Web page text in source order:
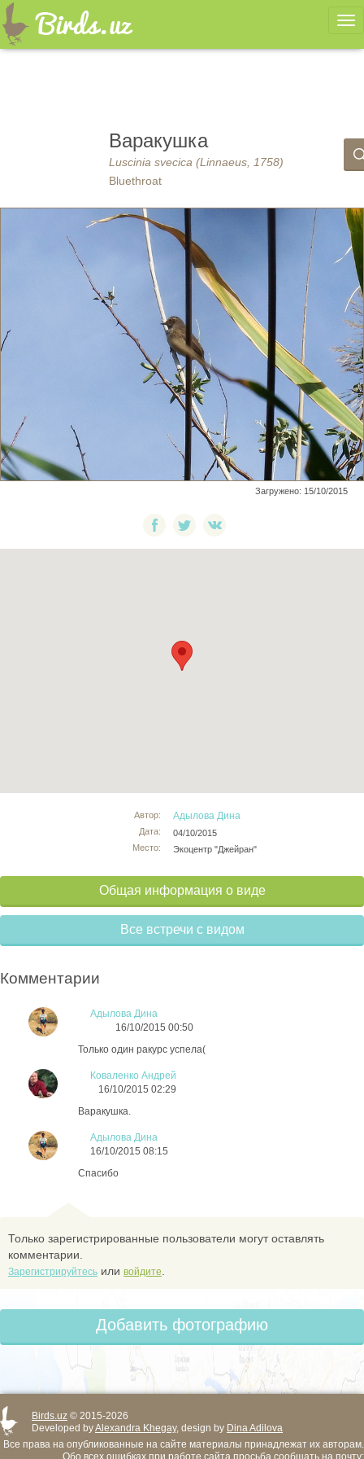
Варакушка
Luscinia svecica (Linnaeus, 1758)
Bluethroat
Загружено: 15/10/2015
Автор:
Дата:
Место:
Адылова Дина
04/10/2015
Экоцентр "Джейран"
Общая информация о виде
Все встречи с видом
Комментарии
Адылова Дина
16/10/2015 00:50
Только один ракурс успела(
Коваленко Андрей
16/10/2015 02:29
Варакушка.
Адылова Дина
16/10/2015 08:15
Спасибо
Только зарегистрированные пользователи могут оставлять
комментарии.
Зарегистрируйтесь или войдите
Добавить фотографию
Birds.uz © 2015-2026
Developed byAlexandra Khegay, design by Dina Adilova
Все права на опубликованные на сайте материалы принадлежат их авторам.
Обо всех ошибках при работе сайта просьба сообщать на почту: